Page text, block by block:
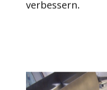
verbessern.